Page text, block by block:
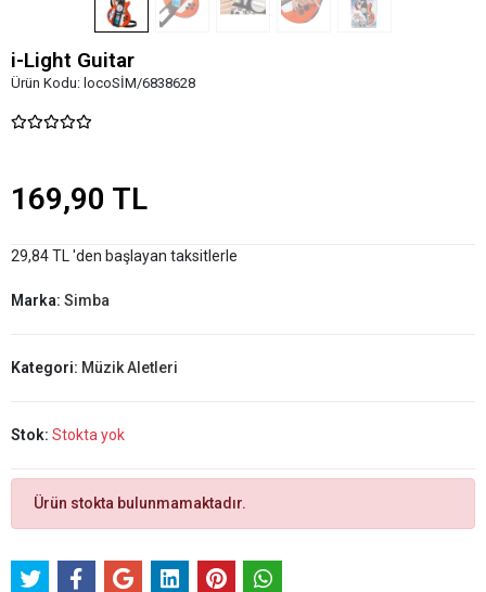
i-Light Guitar
Ürün Kodu: locoSİM/6838628
169,90 TL
29,84 TL 'den başlayan taksitlerle
Marka: Simba
Kategori: Müzik Aletleri
Stok: Stokta yok
Ürün stokta bulunmamaktadır.